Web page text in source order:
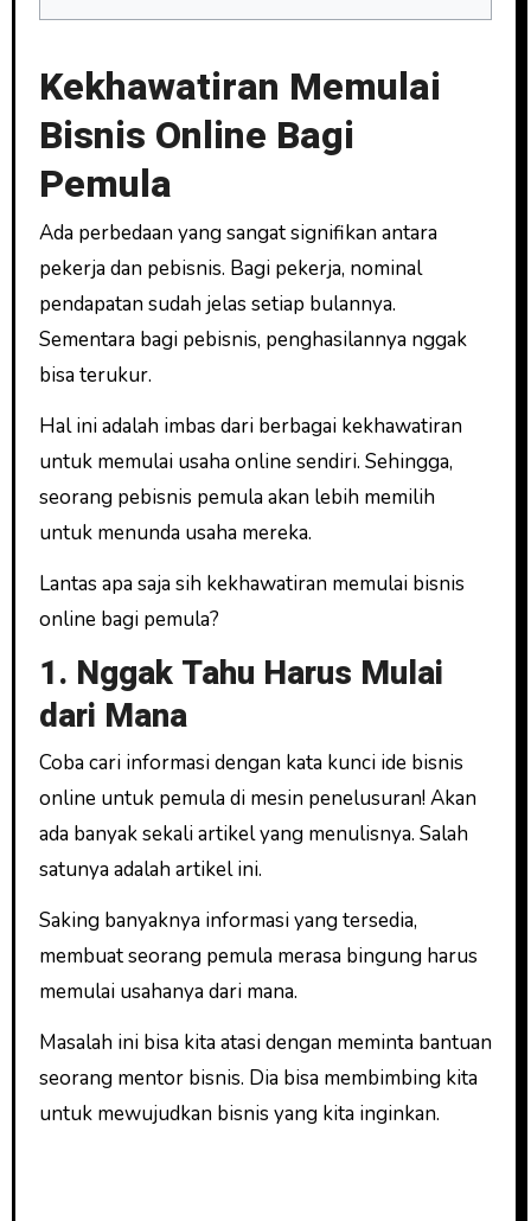
Kekhawatiran Memulai
Bisnis Online Bagi
Pemula
Ada perbedaan yang sangat signifikan antara
pekerja dan pebisnis. Bagi pekerja, nominal
pendapatan sudah jelas setiap bulannya.
Sementara bagi pebisnis, penghasilannya nggak
bisa terukur.
Hal ini adalah imbas dari berbagai kekhawatiran
untuk memulai usaha online sendiri. Sehingga,
seorang pebisnis pemula akan lebih memilih
untuk menunda usaha mereka.
Lantas apa saja sih kekhawatiran memulai bisnis
online bagi pemula?
1. Nggak Tahu Harus Mulai
dari Mana
Coba cari informasi dengan kata kunci ide bisnis
online untuk pemula di mesin penelusuran! Akan
ada banyak sekali artikel yang menulisnya. Salah
satunya adalah artikel ini.
Saking banyaknya informasi yang tersedia,
membuat seorang pemula merasa bingung harus
memulai usahanya dari mana.
Masalah ini bisa kita atasi dengan meminta bantuan
seorang mentor bisnis. Dia bisa membimbing kita
untuk mewujudkan bisnis yang kita inginkan.